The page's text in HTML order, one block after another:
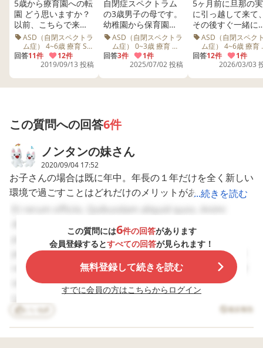
とてもよいため通っているという状況です。息子本人はニ
コニコしているのでストレスになっているのかどうかもわ
かりませんが。。
前置きが長くなりました。
この子のために仕事をやめて加配つきの公立の幼稚園に行
わせると300人近くいます）落ち着いて過ごせるのかなと
思います。
あと1年ですが、仕事を辞めてまで転園することに意味が
あるのかなと考えています。
転園された方、後悔はありませんでしたか？
5歳から療育園への転
園 どう思いますか？
以前、こちらで来年
度の年長時を過ごす
場をどのように選択
したら良いか？ を質
問させて頂き、ご回
答を頂いた方々のア
ドバイスを参考に、
たのですが、 先日、
発達検査を受けてき
を除く 全領域の総合
DQは87 でした。 そ
の際に主治医の先生
の診察も受けまして
ウチの子の場合、療
育園へ転園すると物
足りなくなるか
も・・・ と言われま
っている療育施設の
先生には療育園を勧
められています。 理
由は、今までウチの
子はお勉強系のマン
ら通っており、ひと
クラス37人の園児
に、加配の先生も付
ASD（自閉スペクトラ
ム症） 4~6歳 療育 ST
OT DQ 発達検査 遊び
コミュニケーション
回答11件
12件
2019/09/13 投稿
自閉症スペクトラム
の3歳男子の母です。
幼稚園から保育園へ
の転園を迷っていま
す。 ご意見頂けると
嬉しいです。 昨年ま
で通った保育園では
息子の扱いの上手い
先生がおられ、日々
ない小規模園のため
卒園。 幼稚園の先生
っておられるもの
と思ってくださる様
子も見受けられ、話
し合いも重ねてやっ
っぱりと発達障害に
ついてはうちでは見
れないから、そこは
専門家に任せますの
てきました) 幼稚園と
育先は息子が気に入
まなんとかやってい
ASD（自閉スペクトラ
ム症） 0~3歳 療育 保
育園 幼稚園 先生
回答3件
1件
2025/07/02 投稿
5ヶ月前に旦那の
に引っ越して来て
その後すぐ一緒に
っ越す予定だった
で幼稚園に入れず
療育メインで毎日
園に入っています
しかしなかなか家
決まらずこのまま
言い分は今成長が
しいこの時期に少
の間でも教育系の
たほうがいいと言
こと。 確かにわか
のですが何回も幼
園を変えると不安
になるのではない
か、ついていける
か。 引っ越すま
間は幼稚園じゃな
ら運動が心配なら
いのでは? 今年の4月
ASD（自閉スペク
ム症） 4~6歳 療育
会性 運動 幼稚園
回答12件
1件
2026/03/03
この質問への回答6件
ノンタンの妹さん
2020/09/04 17:52
お子さんの場合は既に年中。年長の１年だけを全く新しい
環境で過ごすことはどれだけのメリットがあるのかという
ことですよね。 より丁寧な支援を受けれる場にいけば伸
びる可能性は大きくなるとは思いますが、慣れるまでに時
間もかかるでしょうから１年だけというとメリットとデメ
リットがあると思います。 公立の幼稚園が学区内にあ
り、大半のメンバーが同じ小学校に通うということであれ
ば就学を見据えて転園をするというのが１番のメリットか
と思います。顔見知りというのはやはり大きいです。存在
を知っているだけで気にかけてくれますから＾＾ お子さ
んの伸びを優先するのであれば、現在週２回半通っている
（既に慣れている）療育を週５に増やして療育園一本に絞
...続きを読む
Et rerum officiis. Quibusdam aliquid quos. Animi
dolores aperiam. Enim quas ut. Rerum eligendi
possimus. Atque suscipit nobis. Voluptates soluta
perferendis. Dolores sunt tempora. Error ab illum. Et
rerum unde. Sint nobis et. Tempore harum officiis. Id
sit assumenda. Non quae dolor. Voluptates odit
cupiditate. Et repellendus sit. Consectetur excepturi
at. Rerum eos quis. Magnam quia et. Aspernatur et
debitis. Eligendi eveniet nisi. Qui voluptatem quia.
Eum amet recusandae. Unde labore aliquam. Quis
この質問には6件の回答があります
会員登録するとすべての回答が見られます！
無料登録して続きを読む
すでに会員の方はこちらからログイン
いいね8 違反報告